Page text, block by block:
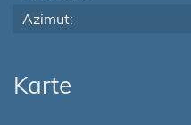
Azimut:
Karte